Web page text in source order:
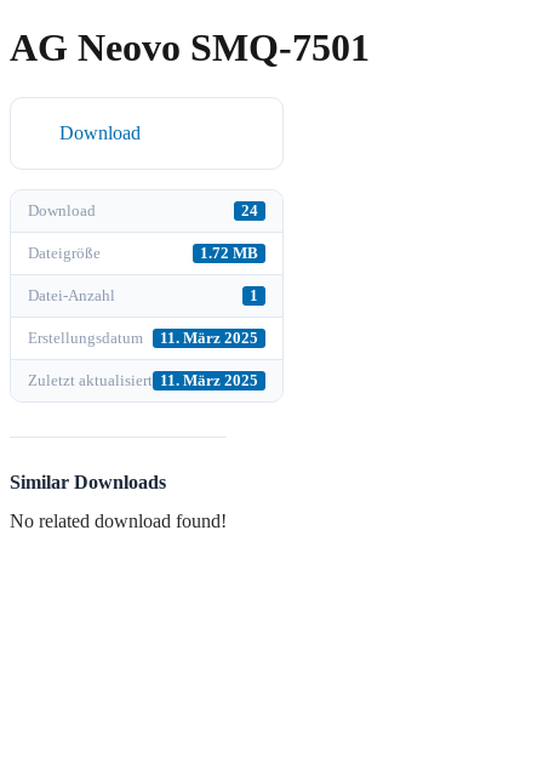
AG Neovo SMQ-7501
Download
Download 24
Dateigröße 1.72 MB
Datei-Anzahl 1
Erstellungsdatum 11. März 2025
Zuletzt aktualisiert 11. März 2025
Similar Downloads
No related download found!